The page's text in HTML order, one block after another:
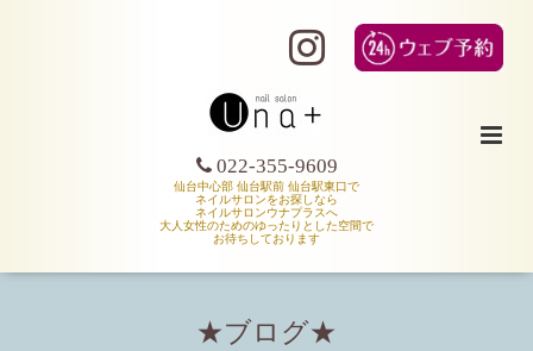
022-355-9609
仙台中心部 仙台駅前 仙台駅東口で
ネイルサロンをお探しなら
ネイルサロンウナプラスへ
大人女性のためのゆったりとした空間で
お待ちしております
★ブログ★